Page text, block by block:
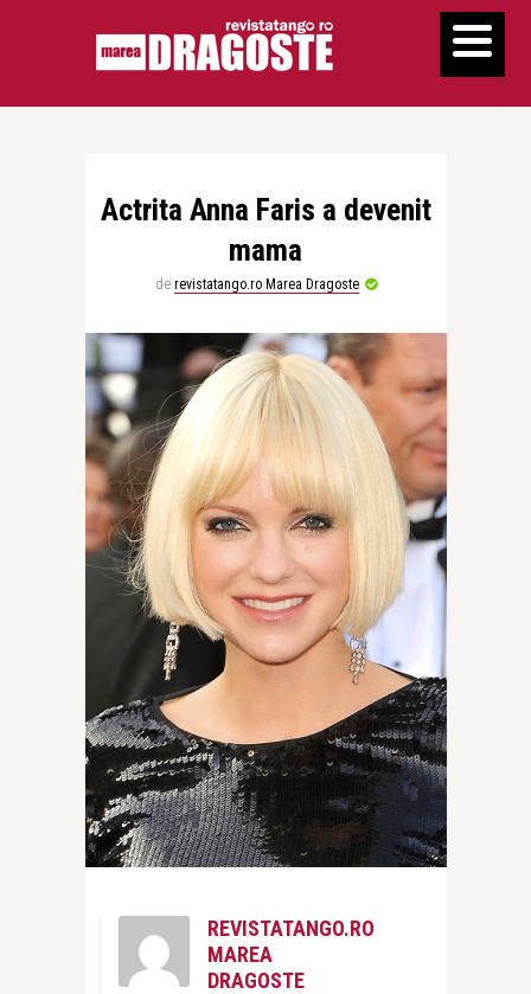
Actrita Anna Faris a devenit
mama
de revistatango.ro Marea Dragoste
REVISTATANGO.RO
MAREA
DRAGOSTE